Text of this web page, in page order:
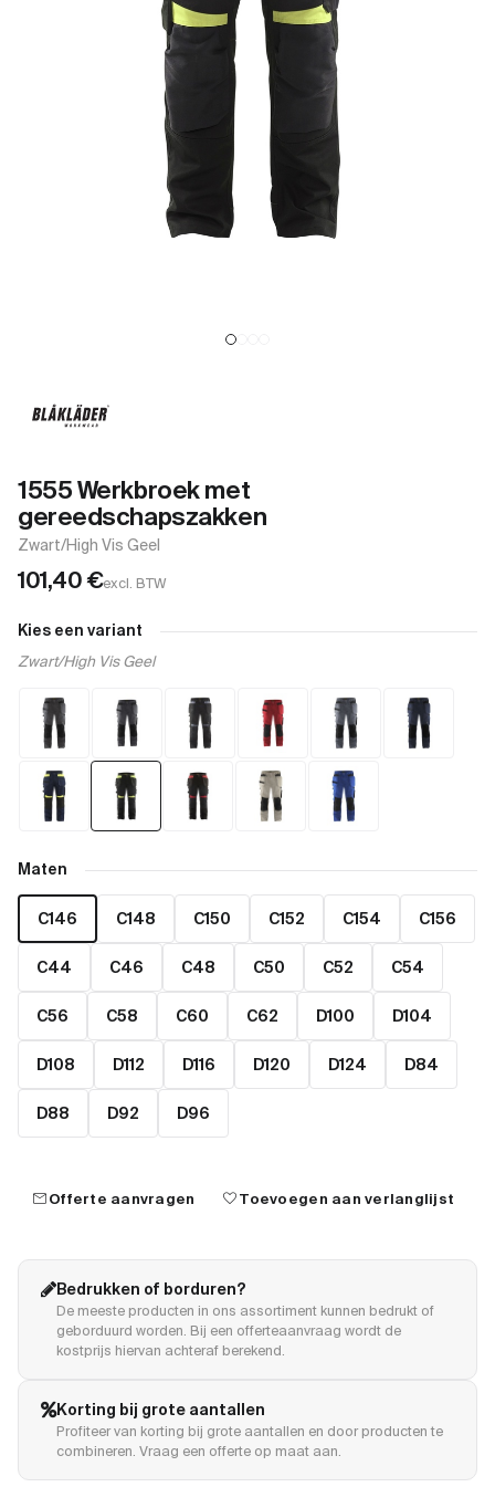
1555 Werkbroek met
gereedschapszakken
Zwart/High Vis Geel
101,40€excl. BTW
Kies een variant
Zwart/High Vis Geel
Maten
C146 C148 C150 C152 C154 C156
C44 C46 C48 C50 C52 C54
C56 C58 C60 C62 D100 D104
D108 D112 D116 D120 D124 D84
D88 D92 D96
mailOfferte aanvragen favoriteToevoegen aan verlanglijst
Bedrukken of borduren?
De meeste producten in ons assortiment kunnen bedrukt of
geborduurd worden. Bij een offerteaanvraag wordt de
kostprijs hiervan achteraf berekend.
Korting bij grote aantallen
Profiteer van korting bij grote aantallen en door producten te
combineren. Vraag een offerte op maat aan.